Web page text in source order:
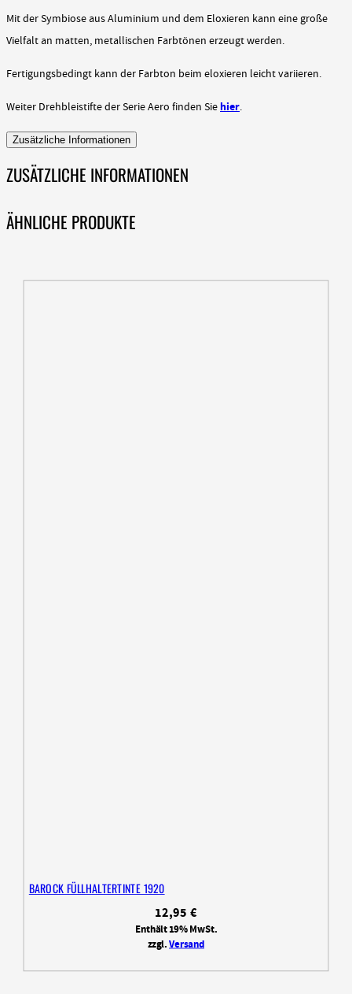
Mit der Symbiose aus Aluminium und dem Eloxieren kann eine große
Vielfalt an matten, metallischen Farbtönen erzeugt werden.
Fertigungsbedingt kann der Farbton beim eloxieren leicht variieren.
Weiter Drehbleistifte der Serie Aero finden Sie hier.
Zusätzliche Informationen
ZUSÄTZLICHE INFORMATIONEN
ÄHNLICHE PRODUKTE
BAROCK FÜLLHALTERTINTE 1920
12,95 €
Enthält 19% MwSt.
zzgl.Versand